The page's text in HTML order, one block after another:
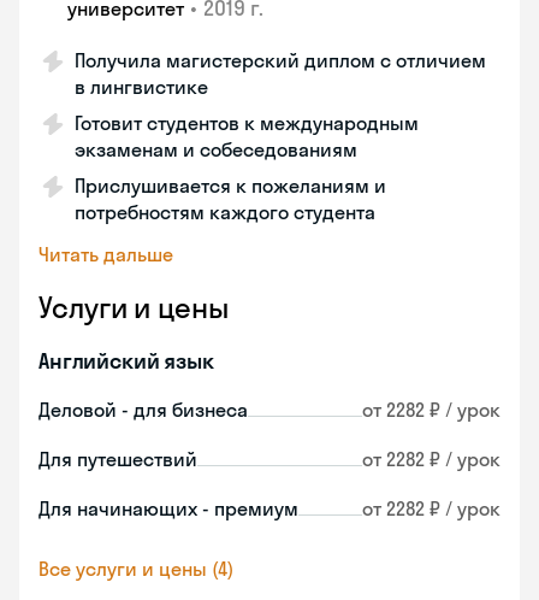
университет • 2019 г.
Получила магистерский диплом с отличием
в лингвистике
Готовит студентов к международным
экзаменам и собеседованиям
Прислушивается к пожеланиям и
потребностям каждого студента
Читать дальше
Услуги и цены
Английский язык
Деловой - для бизнеса от 2282 ₽ / урок
Для путешествий от 2282 ₽ / урок
Для начинающих - премиум от 2282 ₽ / урок
Все услуги и цены (4)